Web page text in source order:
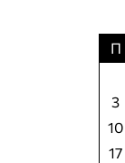
П
3
10
17